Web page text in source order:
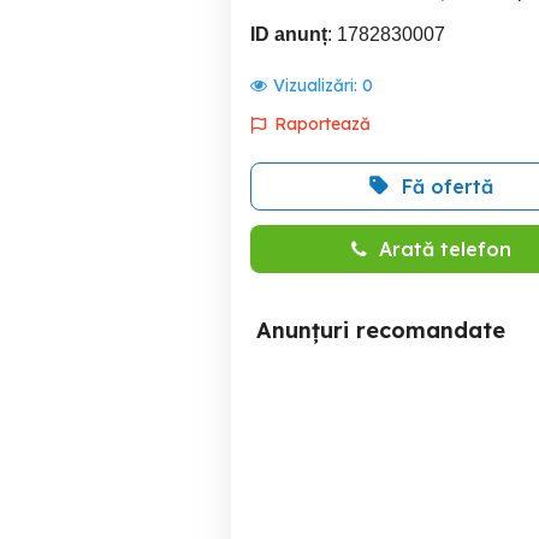
ID anunț: 1782830007
Vizualizări: 0
Raportează
Fă ofertă
Arată telefon
Anunțuri recomandate